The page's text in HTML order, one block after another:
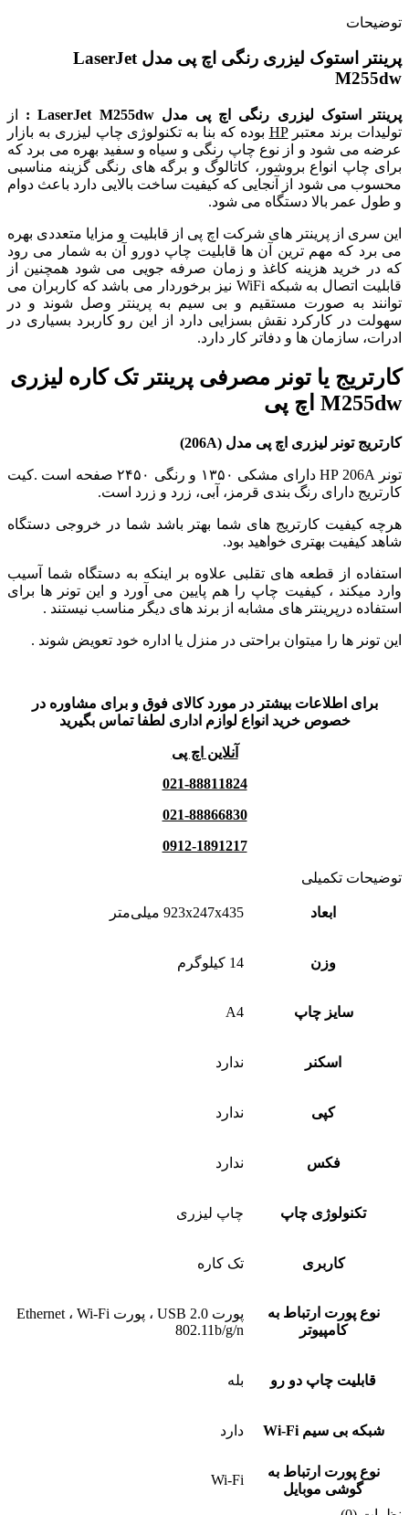
توضیحات
پرینتر استوک لیزری رنگی اچ پی مدل LaserJet
M255dw
پرینتر استوک لیزری رنگی اچ پی مدل LaserJet M255dw :
از
تولیدات برند معتبرHP بوده که بنا به تکنولوژی چاپ لیزری به بازار
عرضه می شود و از نوع چاپ رنگی و سیاه و سفید بهره می برد که
برای چاپ انواع بروشور، کاتالوگ و برگه های رنگی گزینه مناسبی
محسوب می شود از آنجایی که کیفیت ساخت بالایی دارد باعث دوام
و طول عمر بالا دستگاه می شود.
این سری از پرینتر های شرکت اچ پی از قابلیت و مزایا متعددی بهره
می برد که مهم ترین آن ها قابلیت چاپ دورو آن به شمار می رود
که در خرید هزینه کاغذ و زمان صرفه جویی می شود همچنین از
قابلیت اتصال به شبکه WiFi نیز برخوردار می باشد که کاربران می
توانند به صورت مستقیم و بی سیم به پرینتر وصل شوند و در
سهولت در کارکرد نقش بسزایی دارد از این رو کاربرد بسیاری در
ادرات، سازمان ها و دفاتر کار دارد.
کارتریج یا تونر مصرفی پرینتر تک کاره لیزری
M255dw اچ پی
کارتریج تونر لیزری اچ پی مدل (206A)
تونر HP 206A دارای مشکی ۱۳۵۰ و رنگی ۲۴۵۰ صفحه است .کیت
کارتریج دارای رنگ بندی قرمز، آبی، زرد و زرد است.
هرچه کیفیت کارتریج های شما بهتر باشد شما در خروجی دستگاه
شاهد کیفیت بهتری خواهید بود.
استفاده از قطعه های تقلبی علاوه بر اینکه به دستگاه شما آسیب
وارد میکند ، کیفیت چاپ را هم پایین می آورد و این تونر ها برای
استفاده درپرینتر های مشابه از برند های دیگر مناسب نیستند .
این تونر ها را میتوان براحتی در منزل یا اداره خود تعویض شوند .
برای اطلاعات بیشتر در مورد کالای فوق و برای مشاوره در
خصوص خرید انواع لوازم اداری لطفا تماس بگیرید
آنلاین اچ پی
021-88811824
021-88866830
0912-1891217
توضیحات تکمیلی
ابعاد 923x247x435 میلی‌متر
وزن 14 کیلوگرم
سایز چاپ A4
اسکنر ندارد
کپی ندارد
فکس ندارد
تکنولوژی چاپ چاپ لیزری
کاربری تک کاره
نوع پورت ارتباط به
کامپیوتر
پورت USB 2.0 ، پورت Ethernet ، Wi-Fi
802.11b/g/n
قابلیت چاپ دو رو بله
شبکه بی سیم Wi-Fi دارد
نوع پورت ارتباط به
گوشی موبایل
Wi-Fi